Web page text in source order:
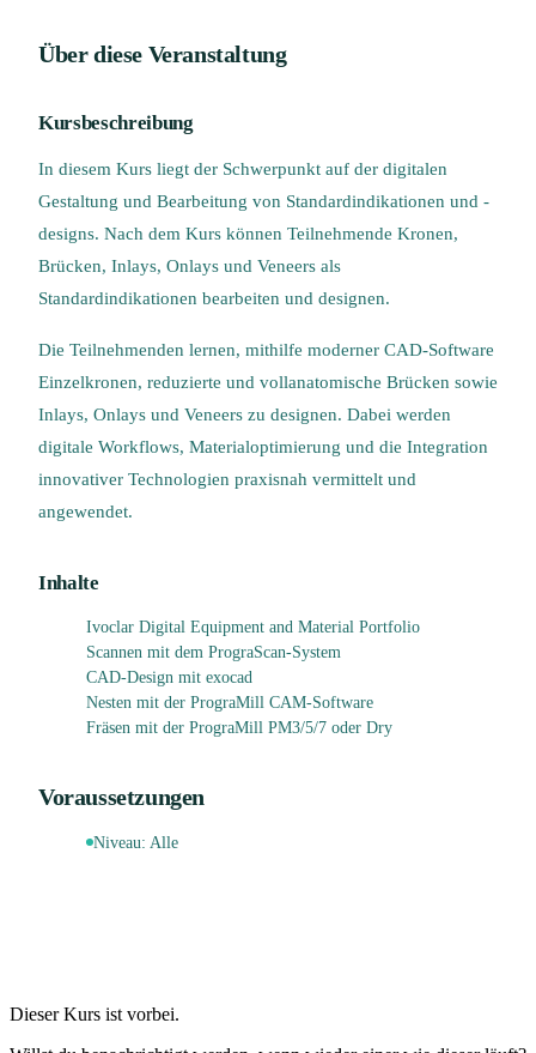
Über diese Veranstaltung
Kursbeschreibung
In diesem Kurs liegt der Schwerpunkt auf der digitalen
Gestaltung und Bearbeitung von Standardindikationen und -
designs. Nach dem Kurs können Teilnehmende Kronen,
Brücken, Inlays, Onlays und Veneers als
Standardindikationen bearbeiten und designen.
Die Teilnehmenden lernen, mithilfe moderner CAD-Software
Einzelkronen, reduzierte und vollanatomische Brücken sowie
Inlays, Onlays und Veneers zu designen. Dabei werden
digitale Workflows, Materialoptimierung und die Integration
innovativer Technologien praxisnah vermittelt und
angewendet.
Inhalte
Ivoclar Digital Equipment and Material Portfolio
Scannen mit dem PrograScan-System
CAD-Design mit exocad
Nesten mit der PrograMill CAM-Software
Fräsen mit der PrograMill PM3/5/7 oder Dry
Voraussetzungen
Niveau: Alle
Dieser Kurs ist vorbei.